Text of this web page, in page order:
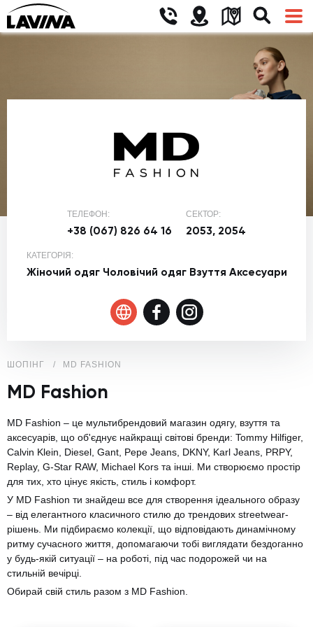
ТЕЛЕФОН:
+38 (067) 826 64 16
СЕКТОР:
2053, 2054
КАТЕГОРІЯ:
Жіночий одяг Чоловічий одяг Взуття Аксесуари
ШОПІНГ MD FASHION
MD Fashion
MD Fashion – це мультибрендовий магазин одягу, взуття та
аксесуарів, що об'єднує найкращі світові бренди: Tommy Hilfiger,
Calvin Klein, Diesel, Gant, Pepe Jeans, DKNY, Karl Jeans, PRPY,
Replay, G-Star RAW, Michael Kors та інші. Ми створюємо простір
для тих, хто цінує якість, стиль і комфорт.
У MD Fashion ти знайдеш все для створення ідеального образу
– від елегантного класичного стилю до трендових streetwear-
рішень. Ми підбираємо колекції, що відповідають динамічному
ритму сучасного життя, допомагаючи тобі виглядати бездоганно
у будь-якій ситуації – на роботі, під час подорожей чи на
стильній вечірці.
Обирай свій стиль разом з MD Fashion.